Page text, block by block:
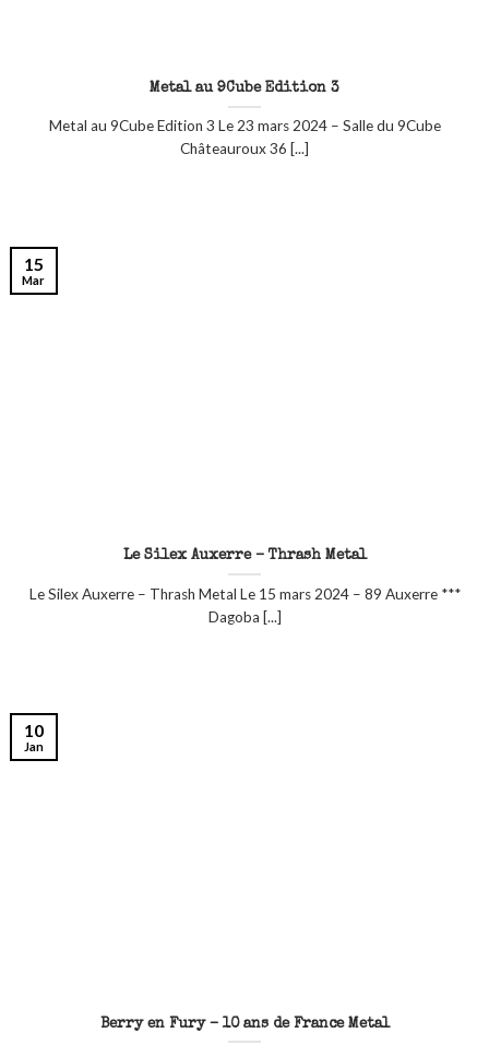
Metal au 9Cube Edition 3
Metal au 9Cube Edition 3 Le 23 mars 2024 – Salle du 9Cube
Châteauroux 36 [...]
Le Silex Auxerre – Thrash Metal
Le Silex Auxerre – Thrash Metal Le 15 mars 2024 – 89 Auxerre ***
Dagoba [...]
15
Mar
Berry en Fury – 10 ans de France Metal
10
Jan